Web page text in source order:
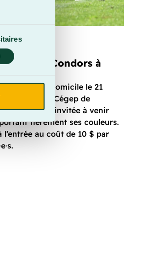
jouer les Condors à
match à domicile le 21
du Cégep de
est invitée à venir
fièrement ses couleurs.
au coût de 10 $ par